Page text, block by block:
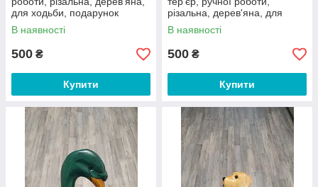
для ходьби, подарунок
бабусі, дідусі, літнім
В наявності
500 ₴
Купити
різальна, дерев'яна, для
ходьби
В наявності
500 ₴
Купити